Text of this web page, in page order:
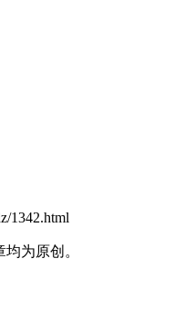
1342.html
为原创。